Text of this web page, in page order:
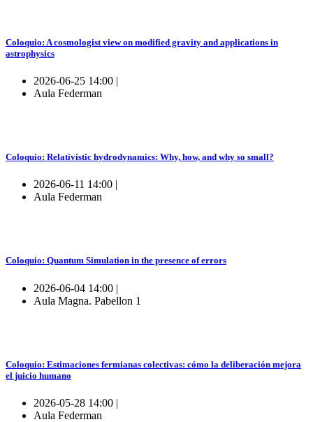
Coloquio: A cosmologist view on modified gravity and applications in
astrophysics
2026-06-25 14:00 |
Aula Federman
Coloquio: Relativistic hydrodynamics: Why, how, and why so small?
2026-06-11 14:00 |
Aula Federman
Coloquio: Quantum Simulation in the presence of errors
2026-06-04 14:00 |
Aula Magna. Pabellon 1
Coloquio: Estimaciones fermianas colectivas: cómo la deliberación mejora
el juicio humano
2026-05-28 14:00 |
Aula Federman